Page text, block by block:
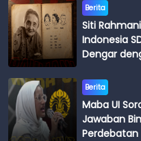
Berita
Siti
Indonesia
Dengar
Berita
Maba UI
Jawaban
Perdebatan